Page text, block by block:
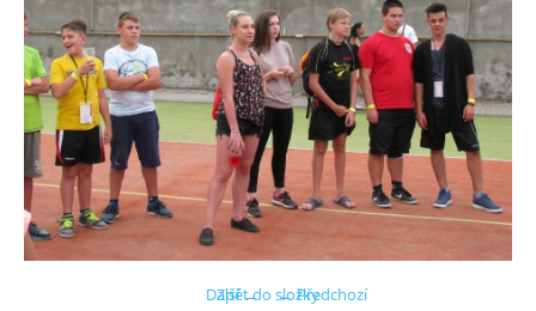
← Předchozí
Další →
Zpět do složky